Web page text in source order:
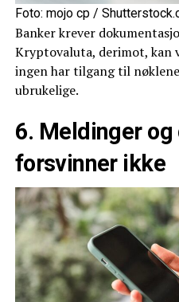
Foto: mojo cp /
Banker krever
Kryptovaluta, derimot,
ingen har tilgang til
ubrukelige.
6. Meldinger
forsvinner ikke